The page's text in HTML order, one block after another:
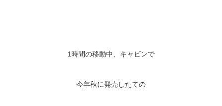
1時間の移動中、キャビンで
今年秋に発売したての